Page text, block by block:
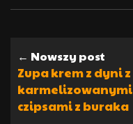
← Nowszy post
Zupa krem z dyni z
karmelizowanymi
czipsami z buraka